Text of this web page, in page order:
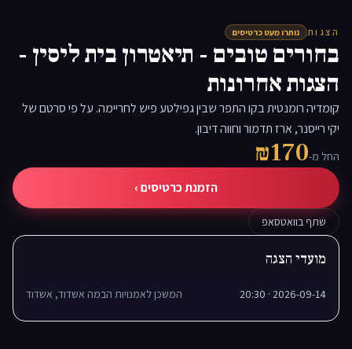
▶
הצגות נותרו מעט כרטיסים
בחורים טובים - תיאטרון בית ליסין -
הצגות אחרונות
קומדיה רומנטית בקו התפר שבין גפילטע פיש לחריימה. על פי סרטם של
יקי רייסנר, ארז תדמור וחווה דיבון.
החל מ-₪170
הזמנת כרטיסים ›
שתף בוואטסאפ
מועדי הצגה
2026-09-14 · 20:30 המשכן לאמנויות הבמה אשדוד, אשדוד